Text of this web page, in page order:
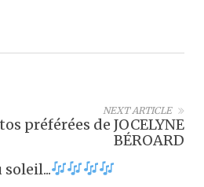
NEXT ARTICLE
préférées de JOCELYNE
BÉROARD